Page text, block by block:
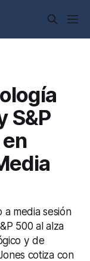
S&P
media sesión
500 al alza
y de
cotiza con